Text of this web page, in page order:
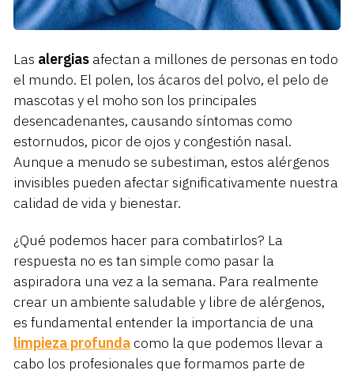
Las alergiasafectan a millones de personas en todo
el mundo. El polen, los ácaros del polvo, el pelo de
mascotas y el moho son los principales
desencadenantes, causando síntomas como
estornudos, picor de ojos y congestión nasal.
Aunque a menudo se subestiman, estos alérgenos
invisibles pueden afectar significativamente nuestra
calidad de vida y bienestar.
¿Qué podemos hacer para combatirlos? La
respuesta no es tan simple como pasar la
aspiradora una vez a la semana. Para realmente
crear un ambiente saludable y libre de alérgenos,
es fundamental entender la importancia de una
limpieza profundacomo la que podemos llevar a
cabo los profesionales que formamos parte de